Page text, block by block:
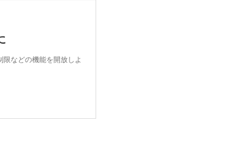
などの機能を開放しよ